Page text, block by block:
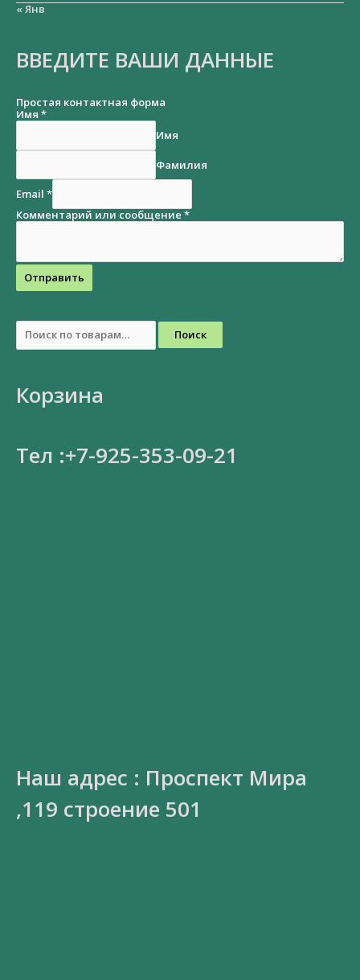
« Янв
ВВЕДИТЕ ВАШИ ДАННЫЕ
Простая контактная форма
Имя *
Имя
Фамилия
Email *
Комментарий или сообщение *
Отправить
Поиск
Корзина
Тел :+7-925-353-09-21
Наш адрес : Проспект Мира
,119 строение 501